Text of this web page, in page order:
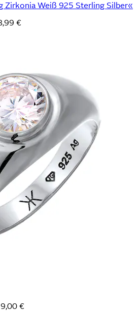
Zirkonia Weiß 925 Sterling Silber«
€
€